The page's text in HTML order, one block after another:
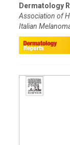
Dermatology
Association of
Italian